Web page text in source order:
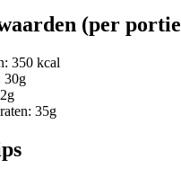
(per
350 kcal
30g
35g